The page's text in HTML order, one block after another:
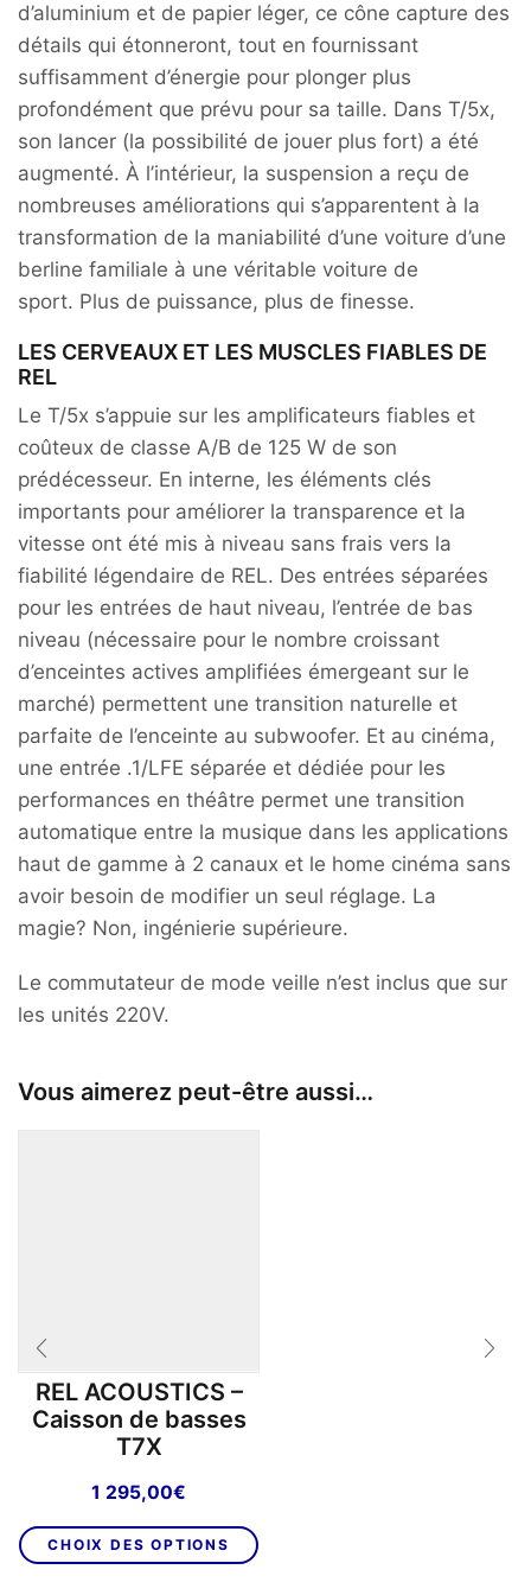
d’aluminium et de papier léger, ce cône capture des
détails qui étonneront, tout en fournissant
suffisamment d’énergie pour plonger plus
profondément que prévu pour sa taille. Dans T/5x,
son lancer (la possibilité de jouer plus fort) a été
augmenté. À l’intérieur, la suspension a reçu de
nombreuses améliorations qui s’apparentent à la
transformation de la maniabilité d’une voiture d’une
berline familiale à une véritable voiture de
sport. Plus de puissance, plus de finesse.
LES CERVEAUX ET LES MUSCLES FIABLES DE
REL
Le T/5x s’appuie sur les amplificateurs fiables et
coûteux de classe A/B de 125 W de son
prédécesseur. En interne, les éléments clés
importants pour améliorer la transparence et la
vitesse ont été mis à niveau sans frais vers la
fiabilité légendaire de REL. Des entrées séparées
pour les entrées de haut niveau, l’entrée de bas
niveau (nécessaire pour le nombre croissant
d’enceintes actives amplifiées émergeant sur le
marché) permettent une transition naturelle et
parfaite de l’enceinte au subwoofer. Et au cinéma,
une entrée .1/LFE séparée et dédiée pour les
performances en théâtre permet une transition
automatique entre la musique dans les applications
haut de gamme à 2 canaux et le home cinéma sans
avoir besoin de modifier un seul réglage. La
magie? Non, ingénierie supérieure.
Le commutateur de mode veille n’est inclus que sur
les unités 220V.
Vous aimerez peut-être aussi…
REL ACOUSTICS –
Caisson de basses
T7X
1 295,00€
CHOIX DES OPTIONS
produit